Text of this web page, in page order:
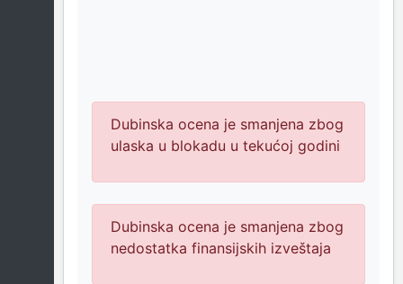
Dubinska ocena je smanjena zbog
ulaska u blokadu u tekućoj godini
Dubinska ocena je smanjena zbog
nedostatka finansijskih izveštaja